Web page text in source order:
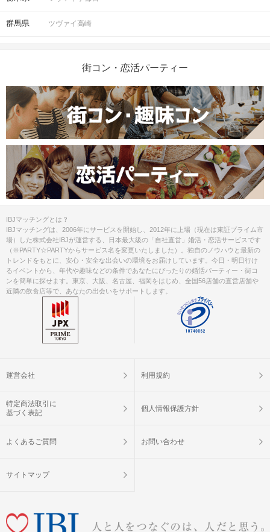
群馬県 ツヴァイ高崎
街コン・恋活パーティー
IBJマッチングとは？
IBJマッチングは、2006年にサービスを開始し、2012年に上場（現在は東証プライム市
場）した株式会社IBJが運営する、日本最大級の「自社直営」婚活・恋活サービスです
（※PARTY☆PARTYからサービス名を変更いたしました）。独自のノウハウと最新の
トレンドをもとに、安心・安全な出会いの環境をお届けしています。今日・明日行け
るイベントから、年代や趣味などの条件であなたにぴったりの婚活パーティー・街コ
ンを簡単に探せます。東京、大阪、名古屋、福岡をはじめ、全国56店舗の直営店舗や
近隣の飲食店等で、あなたの出会いをサポートします。
運営会社 利用規約
特定商法取引に
基づく表記
個人情報保護方針
よくあるご質問 お問い合わせ
サイトマップ